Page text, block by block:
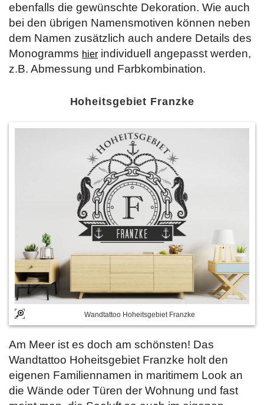
ebenfalls die gewünschte Dekoration. Wie auch
bei den übrigen Namensmotiven können neben
dem Namen zusätzlich auch andere Details des
Monogramms hier individuell angepasst werden,
z.B. Abmessung und Farbkombination.
Hoheitsgebiet Franzke
Wandtattoo Hoheitsgebiet Franzke
Am Meer ist es doch am schönsten! Das
Wandtattoo Hoheitsgebiet Franzke holt den
eigenen Familiennamen in maritimem Look an
die Wände oder Türen der Wohnung und fast